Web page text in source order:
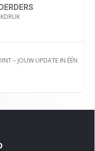
– JOUW UPDATE IN ÉÉN